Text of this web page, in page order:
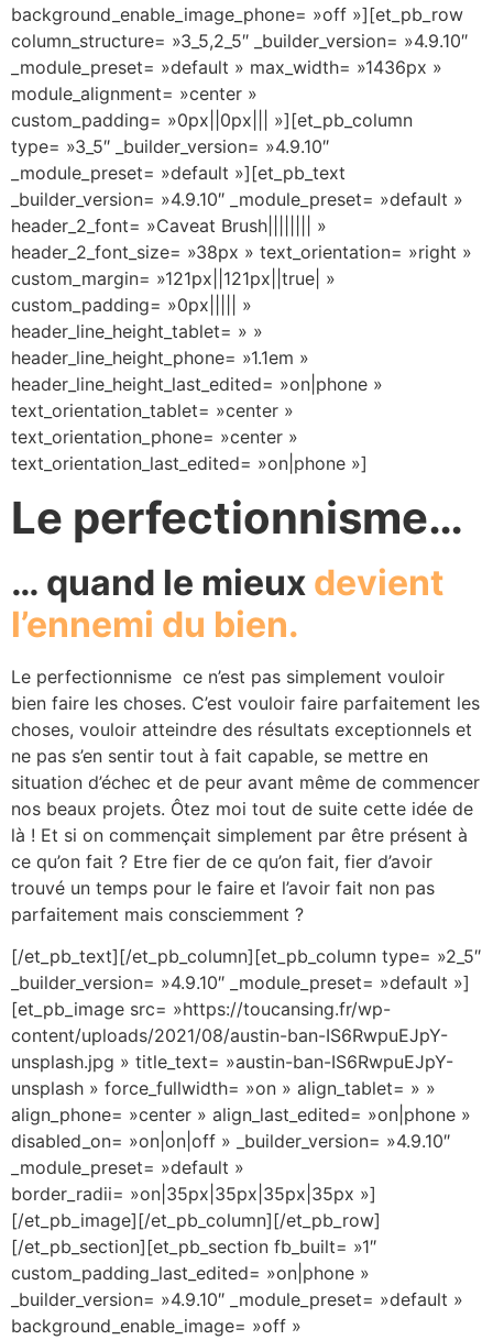
background_enable_image_phone= »off »][et_pb_row
column_structure= »3_5,2_5″ _builder_version= »4.9.10″
_module_preset= »default » max_width= »1436px »
module_alignment= »center »
custom_padding= »0px||0px||| »][et_pb_column
type= »3_5″ _builder_version= »4.9.10″
_module_preset= »default »][et_pb_text
_builder_version= »4.9.10″ _module_preset= »default »
header_2_font= »Caveat Brush|||||||| »
header_2_font_size= »38px » text_orientation= »right »
custom_margin= »121px||121px||true| »
custom_padding= »0px||||| »
header_line_height_tablet= » »
header_line_height_phone= »1.1em »
header_line_height_last_edited= »on|phone »
text_orientation_tablet= »center »
text_orientation_phone= »center »
text_orientation_last_edited= »on|phone »]
Le perfectionnisme…
… quand le mieux devient
l’ennemi du bien.
Le perfectionnisme ce n’est pas simplement vouloir
bien faire les choses. C’est vouloir faire parfaitement les
choses, vouloir atteindre des résultats exceptionnels et
ne pas s’en sentir tout à fait capable, se mettre en
situation d’échec et de peur avant même de commencer
nos beaux projets. Ôtez moi tout de suite cette idée de
là ! Et si on commençait simplement par être présent à
ce qu’on fait ? Etre fier de ce qu’on fait, fier d’avoir
trouvé un temps pour le faire et l’avoir fait non pas
parfaitement mais consciemment ?
[/et_pb_text][/et_pb_column][et_pb_column type= »2_5″
_builder_version= »4.9.10″ _module_preset= »default »]
[et_pb_image src= »https://toucansing.fr/wp-
content/uploads/2021/08/austin-ban-IS6RwpuEJpY-
unsplash.jpg » title_text= »austin-ban-IS6RwpuEJpY-
unsplash » force_fullwidth= »on » align_tablet= » »
align_phone= »center » align_last_edited= »on|phone »
disabled_on= »on|on|off » _builder_version= »4.9.10″
_module_preset= »default »
border_radii= »on|35px|35px|35px|35px »]
[/et_pb_image][/et_pb_column][/et_pb_row]
[/et_pb_section][et_pb_section fb_built= »1″
custom_padding_last_edited= »on|phone »
_builder_version= »4.9.10″ _module_preset= »default »
background_enable_image= »off »